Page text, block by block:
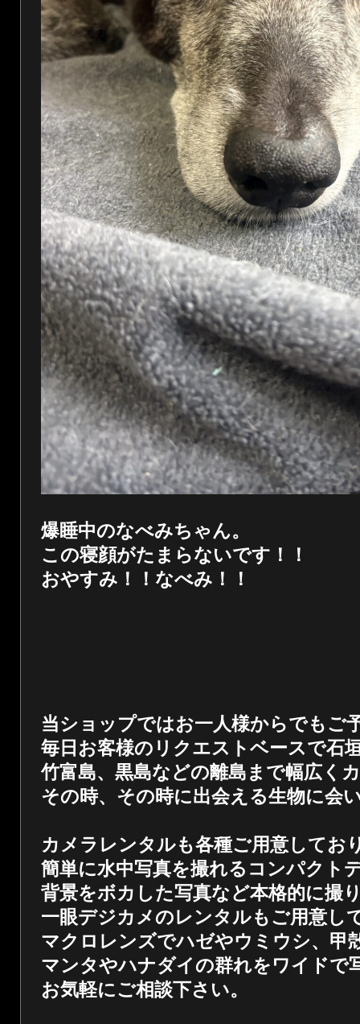
爆睡中のなべみちゃん。
この寝顔がたまらないです！！
おやすみ！！なべみ！！
当ショップではお一人様からでもご
毎日お客様のリクエストベースで石
竹富島、黒島などの離島まで幅広く
その時、その時に出会える生物に会
カメラレンタルも各種ご用意してお
簡単に水中写真を撮れるコンパクト
背景をボカした写真など本格的に撮
一眼デジカメのレンタルもご用意し
マクロレンズでハゼやウミウシ、甲
マンタやハナダイの群れをワイドで
お気軽にご相談下さい。